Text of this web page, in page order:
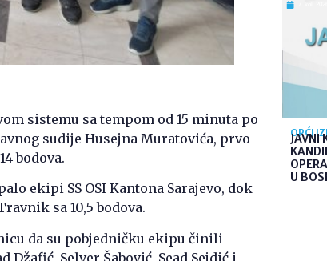
sistemu sa tempom od 15 minuta po
sudije Husejna Muratovića, prvo
bodova.
ekipi SS OSI Kantona Sarajevo, dok
sa 10,5 bodova.
da su pobjedničku ekipu činili
Selver Šabović, Sead Sejdić i
OPĆI
JAVNI
U